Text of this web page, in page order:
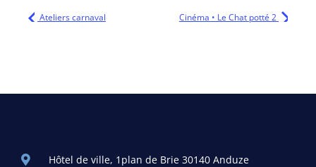
Ateliers carnaval Cinéma • Le Chat potté 2
Hôtel de ville, 1plan de Brie 30140 Anduze